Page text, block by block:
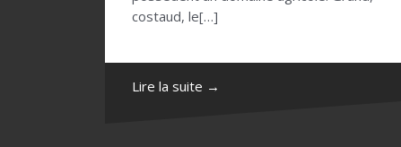
costaud, le[…]
Lire la suite →